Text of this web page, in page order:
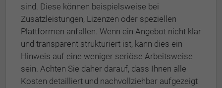
sind. Diese können beispielsweise bei
Zusatzleistungen, Lizenzen oder speziellen
Plattformen anfallen. Wenn ein Angebot nicht klar
und transparent strukturiert ist, kann dies ein
Hinweis auf eine weniger seriöse Arbeitsweise
sein. Achten Sie daher darauf, dass Ihnen alle
Kosten detailliert und nachvollziehbar aufgezeigt